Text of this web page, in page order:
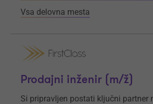
Vsa delovna mesta
Prodajni inženir (m/ž)
Si pripravljen postati ključni partner